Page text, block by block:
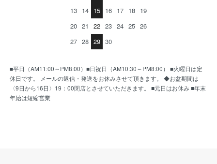
13 14 15 16 17 18 19
20 21 22 23 24 25 26
27 28 29 30
■平日（AM11:00～PM8:00）■日祝日（AM10:30～PM8:00） ■火曜日は定
休日です。 メールの返信・発送をお休みさせて頂きます。 ◆お盆期間は
〈9日から16日〉19：00閉店とさせていただきます。 ■元日はお休み ■年末
年始は短縮営業